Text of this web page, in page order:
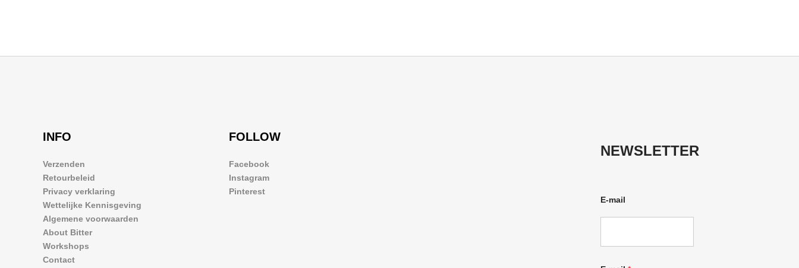
INFO
Verzenden
Retourbeleid
Privacy verklaring
Wettelijke Kennisgeving
Algemene voorwaarden
About Bitter
Workshops
Contact
FOLLOW
Facebook
Instagram
Pinterest
NEWSLETTER
E-mail